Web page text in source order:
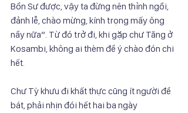
Bổn Sư được, vậy ta đừng nên thỉnh ngồi,
đảnh lễ, chào mừng, kính trọng mấy ông
nầy nữa”. Từ đó trở đi, khi gặp chư Tăng ở
Kosambi, không ai thèm để ý chào đón chi
hết.
Chư Tỳ khưu đi khất thực cũng ít người để
bát, phải nhịn đói hết hai ba ngày